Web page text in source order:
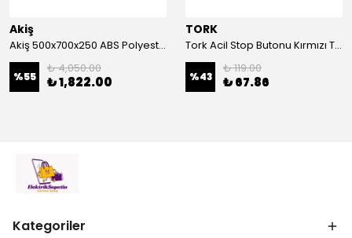
Akiş
Akiş 500x700x250 ABS Polyester Pano | Duvar Pano | Plastik Elektrik Panosu
%55
₺ 4,050.00
₺ 1,822.00
TORK
Tork Acil Stop Butonu Kırmızı TRK-A3-01ZS Acil Durum Butonu | Kırmızı Mantar Tipi NC1
%43
₺ 119.00
₺ 67.86
Kategoriler